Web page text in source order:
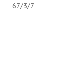
67/3/7